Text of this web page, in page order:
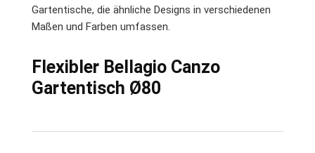
Gartentische, die ähnliche Designs in verschiedenen
Maßen und Farben umfassen.
Flexibler Bellagio Canzo
Gartentisch Ø80